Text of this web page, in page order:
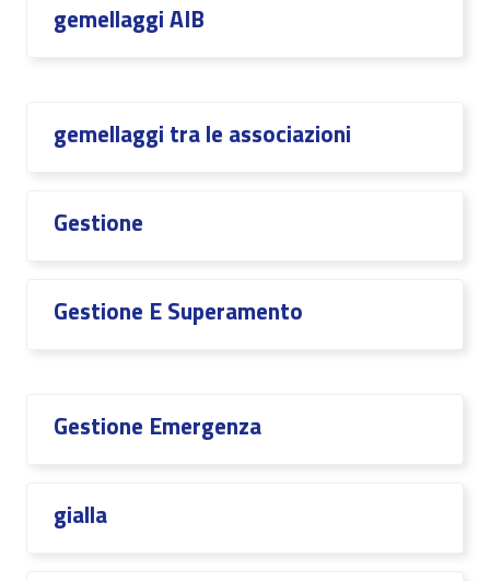
gemellaggi AIB
gemellaggi tra le associazioni
Gestione
Gestione E Superamento
Gestione Emergenza
gialla